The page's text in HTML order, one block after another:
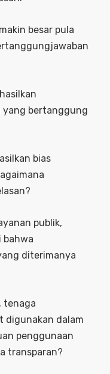
besar pula
yang bertanggung
bias
publik,
bahwa
diterimanya
tenaga
digunakan dalam
penggunaan
transparan?